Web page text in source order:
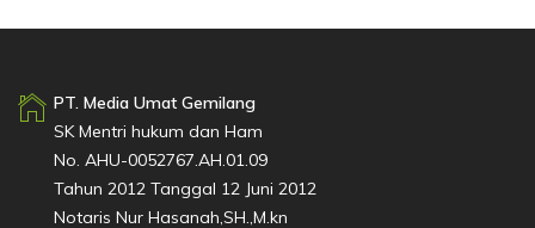
PT. Media Umat Gemilang
SK Mentri hukum dan Ham
No. AHU-0052767.AH.01.09
Tahun 2012 Tanggal 12 Juni 2012
Notaris Nur Hasanah,SH.,M.kn